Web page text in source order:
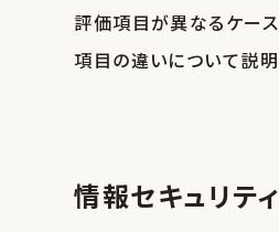
評価項目が異なるケース
項目の違いについて説明
情報セキュリテ